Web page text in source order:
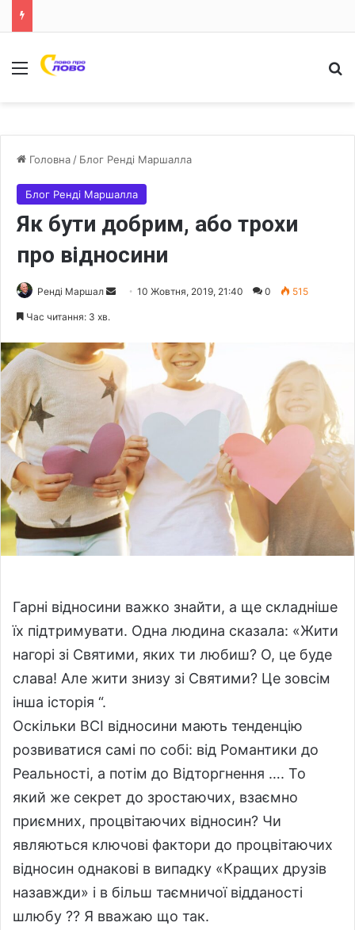
Меню
Головна / Блог Ренді Маршалла
Блог Ренді Маршалла
Як бути добрим, або трохи
про відносини
Ренді Маршал
d
n
e
m
i
l
10 Жовтня, 2019, 21:40 0 515
Час читання: 3 хв.
Гарні відносини важко знайти, а ще складніше
їх підтримувати. Одна людина сказала: «Жити
нагорі зі Святими, яких ти любиш? О, це буде
слава! Але жити знизу зі Святими? Це зовсім
інша історія “.
Оскільки ВСІ відносини мають тенденцію
розвиватися самі по собі: від Романтики до
Реальності, а потім до Відторгнення …. То
який же секрет до зростаючих, взаємно
приємних, процвітаючих відносин? Чи
являються ключові фактори до процвітаючих
відносин однакові в випадку «Кращих друзів
назавжди» і в більш таємничої відданості
шлюбу ?? Я вважаю що так.